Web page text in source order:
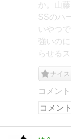
か。山
SSのハ
いやつ
強いの
らせる
ナイス
コメン